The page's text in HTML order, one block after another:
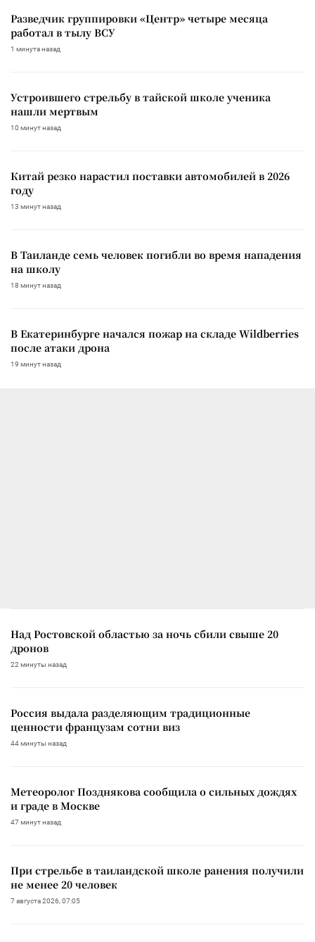
Разведчик группировки «Центр» четыре месяца
работал в тылу ВСУ
1 минута назад
Устроившего стрельбу в тайской школе ученика
нашли мертвым
10 минут назад
Китай резко нарастил поставки автомобилей в 2026
году
13 минут назад
В Таиланде семь человек погибли во время нападения
на школу
18 минут назад
В Екатеринбурге начался пожар на складе Wildberries
после атаки дрона
19 минут назад
Над Ростовской областью за ночь сбили свыше 20
дронов
22 минуты назад
Россия выдала разделяющим традиционные
ценности французам сотни виз
44 минуты назад
Метеоролог Позднякова сообщила о сильных дождях
и граде в Москве
47 минут назад
При стрельбе в таиландской школе ранения получили
не менее 20 человек
7 августа 2026, 07:05